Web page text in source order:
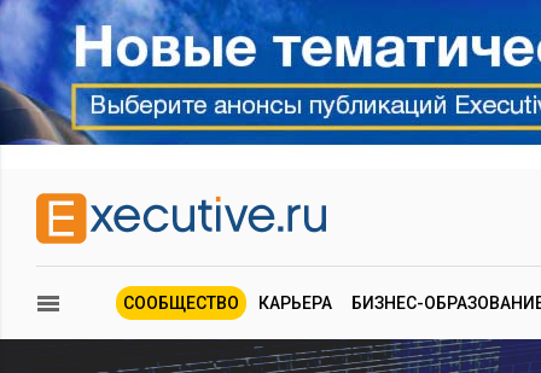
СООБЩЕСТВО КАРЬЕРА БИЗНЕС-